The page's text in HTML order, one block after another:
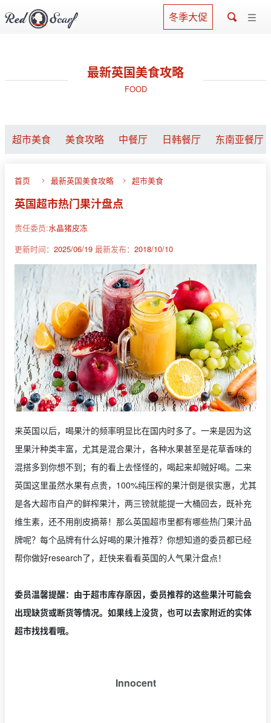
冬季大促
最新英国美食攻略
FOOD
超市美食 美食攻略 中餐厅 日韩餐厅 东南亚餐厅
首页 最新英国美食攻略 超市美食
英国超市热门果汁盘点
责任委员:水晶猪皮冻
更新时间： 2025/06/19 最新发布： 2018/10/10
来英国以后，喝果汁的频率明显比在国内时多了。一来是因为这
里果汁种类丰富，尤其是混合果汁，各种水果甚至是花草香味的
混搭多到你想不到；有的看上去怪怪的，喝起来却贼好喝。二来
英国这里虽然水果有点贵，100%纯压榨的果汁倒是很实惠，尤其
是各大超市自产的鲜榨果汁，两三镑就能提一大桶回去，既补充
维生素，还不用削皮摘蒂！那么英国超市里都有哪些热门果汁品
牌呢？每个品牌有什么好喝的果汁推荐？你想知道的委员都已经
帮你做好research了，赶快来看看英国的人气果汁盘点！
委员温馨提醒：由于超市库存原因，委员推荐的这些果汁可能会
出现缺货或断货等情况。如果线上没货，也可以去家附近的实体
超市找找看哦。
Innocent